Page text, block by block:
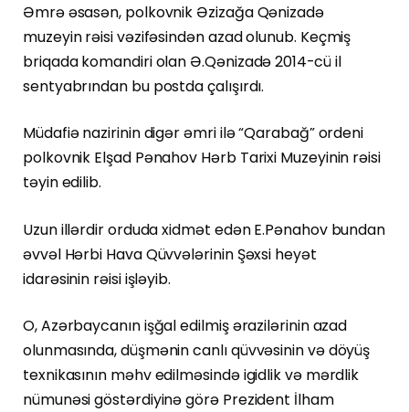
Əmrə əsasən, polkovnik Əzizağa Qənizadə
muzeyin rəisi vəzifəsindən azad olunub. Keçmiş
briqada komandiri olan Ə.Qənizadə 2014-cü il
sentyabrından bu postda çalışırdı.
Müdafiə nazirinin digər əmri ilə “Qarabağ” ordeni
polkovnik Elşad Pənahov Hərb Tarixi Muzeyinin rəisi
təyin edilib.
Uzun illərdir orduda xidmət edən E.Pənahov bundan
əvvəl Hərbi Hava Qüvvələrinin Şəxsi heyət
idarəsinin rəisi işləyib.
O, Azərbaycanın işğal edilmiş ərazilərinin azad
olunmasında, düşmənin canlı qüvvəsinin və döyüş
texnikasının məhv edilməsində igidlik və mərdlik
nümunəsi göstərdiyinə görə Prezident İlham